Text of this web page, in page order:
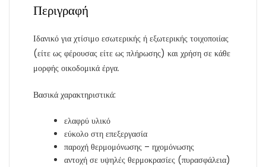
Περιγραφή
Ιδανικό για χτίσιμο εσωτερικής ή εξωτερικής τοιχοποιίας
(είτε ως φέρουσας είτε ως πλήρωσης) και χρήση σε κάθε
μορφής οικοδομικά έργα.
Βασικά χαρακτηριστικά:
ελαφρύ υλικό
εύκολο στη επεξεργασία
παροχή θερμομόνωσης – ηχομόνωσης
αντοχή σε υψηλές θερμοκρασίες (πυρασφάλεια)